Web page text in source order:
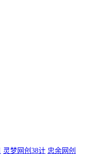
灵梦网创38计 忠余网创